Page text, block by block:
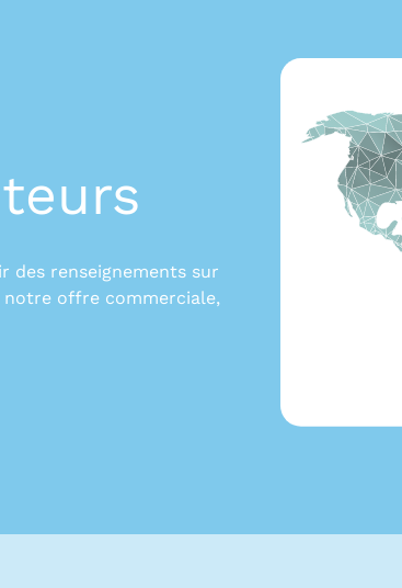
des renseignements sur
offre commerciale,